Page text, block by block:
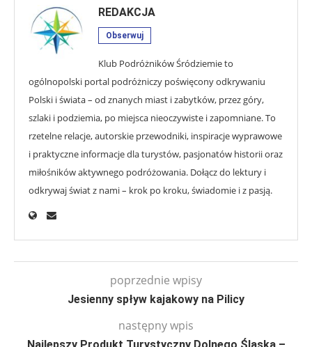
REDAKCJA
Obserwuj
Klub Podróżników Śródziemie to
ogólnopolski portal podróżniczy poświęcony odkrywaniu
Polski i świata – od znanych miast i zabytków, przez góry,
szlaki i podziemia, po miejsca nieoczywiste i zapomniane. To
rzetelne relacje, autorskie przewodniki, inspiracje wyprawowe
i praktyczne informacje dla turystów, pasjonatów historii oraz
miłośników aktywnego podróżowania. Dołącz do lektury i
odkrywaj świat z nami – krok po kroku, świadomie i z pasją.
poprzednie wpisy
Jesienny spływ kajakowy na Pilicy
następny wpis